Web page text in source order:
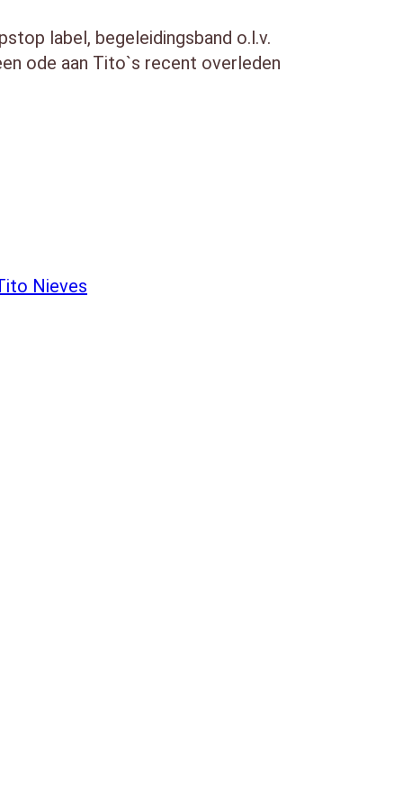
label, begeleidingsband o.l.v.
ode aan Tito`s recent overleden
Nieves